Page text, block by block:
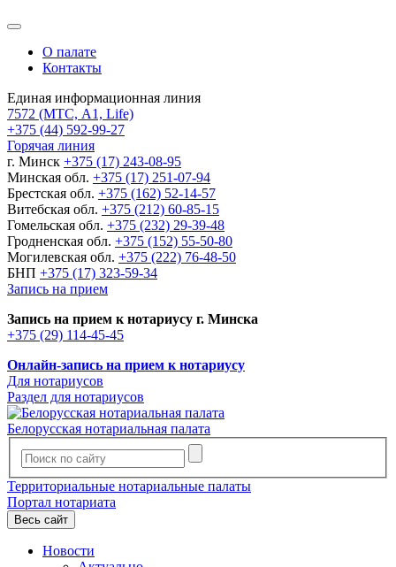
О палате
Контакты
Единая информационная линия
7572 (МТС, A1, Life)
+375 (44) 592-99-27
Горячая линия
г. Минск +375 (17) 243-08-95
Минская обл. +375 (17) 251-07-94
Брестская обл. +375 (162) 52-14-57
Витебская обл. +375 (212) 60-85-15
Гомельская обл. +375 (232) 29-39-48
Гродненская обл. +375 (152) 55-50-80
Могилевская обл. +375 (222) 76-48-50
БНП +375 (17) 323-59-34
Запись на прием
Запись на прием к нотариусу г. Минска
+375 (29) 114-45-45
Онлайн-запись на прием к нотариусу
Для нотариусов
Раздел для нотариусов
Белорусская нотариальная палата
Территориальные нотариальные палаты
Портал нотариата
Весь сайт
Новости